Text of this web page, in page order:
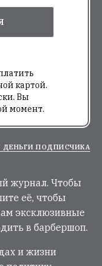
картой.
Вы
момент.
ДЕНЬГИ ПОДПИСЧИКА
журнал. Чтобы
её, чтобы
эксклюзивные
в барбершоп.
и жизни